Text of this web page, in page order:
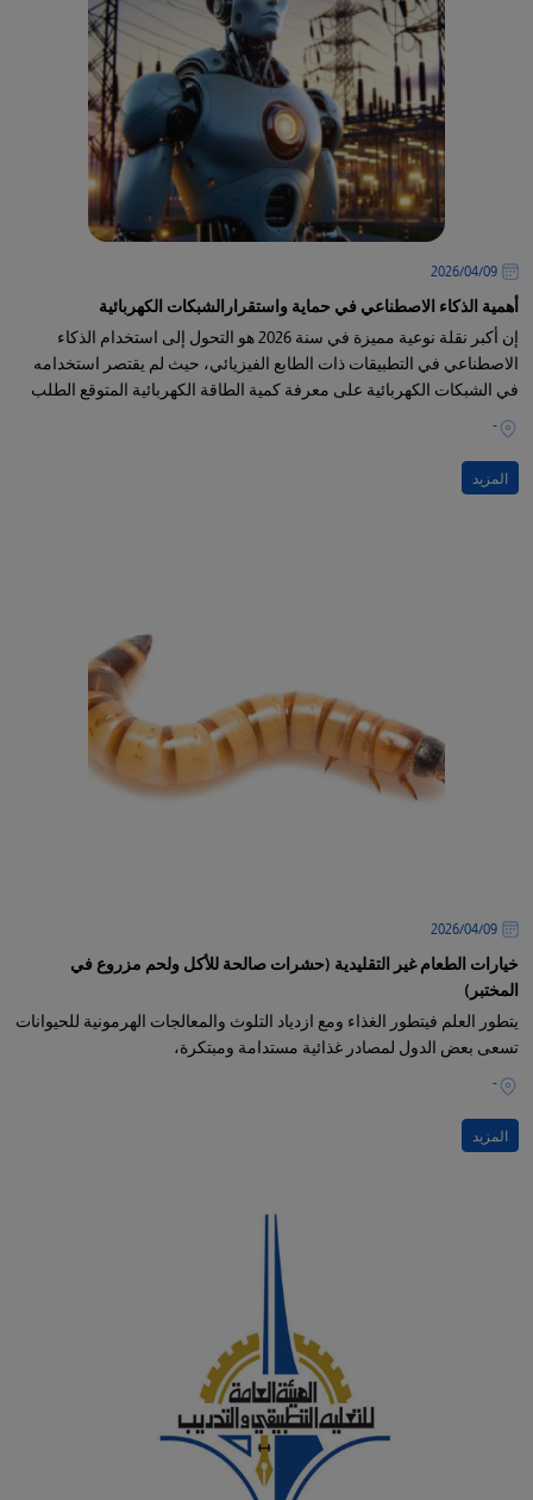
09‏/04‏/2026
أهمية الذكاء الاصطناعي في حماية واستقرارالشبكات الكهربائية
إن أكبر نقلة نوعية مميزة في سنة 2026 هو التحول إلى استخدام الذكاء
الاصطناعي في التطبيقات ذات الطابع الفيزيائي، حيث لم يقتصر استخدامه
في الشبكات الكهربائية على معرفة كمية الطاقة الكهربائية المتوقع الطلب
عليها-
المزيد
09‏/04‏/2026
خيارات الطعام غير التقليدية (حشرات صالحة للأكل ولحم مزروع في
المختبر)
يتطور العلم فيتطور الغذاء ومع ازدياد التلوث والمعالجات الهرمونية للحيوانات
تسعى بعض الدول لمصادر غذائية مستدامة ومبتكرة،
-
المزيد